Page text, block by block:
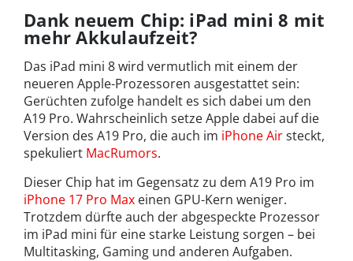
Dank neuem Chip: iPad mini 8 mit
mehr Akkulaufzeit?
Das iPad mini 8 wird vermutlich mit einem der
neueren Apple-Prozessoren ausgestattet sein:
Gerüchten zufolge handelt es sich dabei um den
A19 Pro. Wahrscheinlich setze Apple dabei auf die
Version des A19 Pro, die auch im iPhone Airsteckt,
spekuliert MacRumors.
Dieser Chip hat im Gegensatz zu dem A19 Pro im
iPhone 17 Pro Max einen GPU-Kern weniger.
Trotzdem dürfte auch der abgespeckte Prozessor
im iPad mini für eine starke Leistung sorgen – bei
Multitasking, Gaming und anderen Aufgaben.